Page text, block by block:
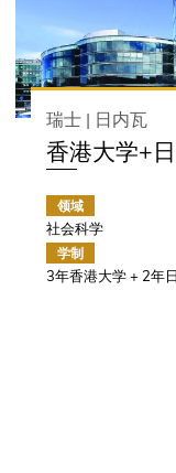
瑞士 | 日内瓦
香港大学+
领域
社会科学
学制
3年香港大学 + 2年